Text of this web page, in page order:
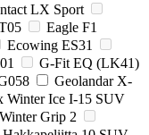
LX Sport
Eagle F1
Ecowing ES31
G-Fit EQ (LK41)
Geolandar X-
Winter Ice I-15 SUV
Grip 2